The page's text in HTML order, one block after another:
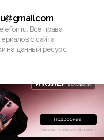
Все права
с сайта
на данный ресурс.